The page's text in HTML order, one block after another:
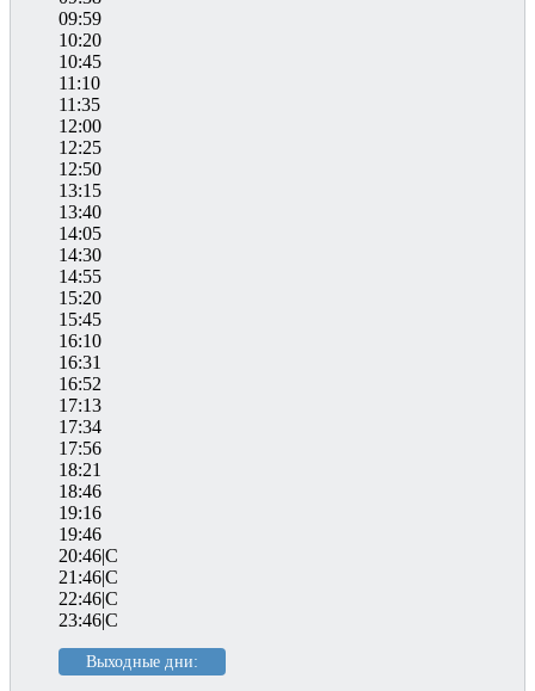
09:59
10:20
10:45
11:10
11:35
12:00
12:25
12:50
13:15
13:40
14:05
14:30
14:55
15:20
15:45
16:10
16:31
16:52
17:13
17:34
17:56
18:21
18:46
19:16
19:46
20:46|C
21:46|C
22:46|C
23:46|C
Выходные дни: